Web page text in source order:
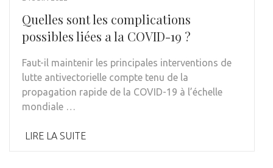
Quelles sont les complications
possibles liées a la COVID-19 ?
Faut-il maintenir les principales interventions de
lutte antivectorielle compte tenu de la
propagation rapide de la COVID-19 à l’échelle
mondiale …
LIRE LA SUITE